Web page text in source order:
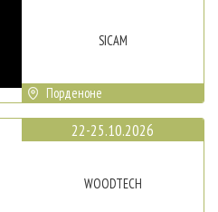
SICAM
Порденоне
22-25.10.2026
WOODTECH